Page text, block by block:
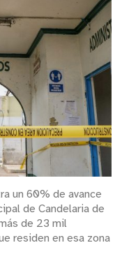
un 60% de avance
de Candelaria de
de 23 mil
residen en esa zona